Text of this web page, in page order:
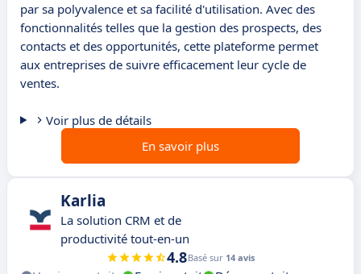
par sa polyvalence et sa facilité d'utilisation. Avec des
fonctionnalités telles que la gestion des prospects, des
contacts et des opportunités, cette plateforme permet
aux entreprises de suivre efficacement leur cycle de
ventes.
Voir plus de détails
En savoir plus
Karlia
La solution CRM et de
productivité tout-en-un
4.8Basé sur 14 avis